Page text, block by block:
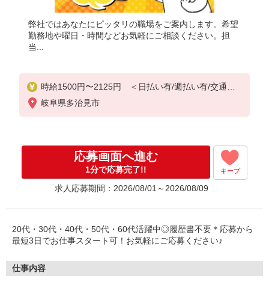
弊社ではあなたにピッタリの職場をご案内します。希望
勤務地や曜日・時間などお気軽にご相談ください。担
当...
時給1500円〜2125円 ＜日払い有/週払い有/交通費
全支給(ガソリン代含む)＞
岐阜県多治見市
応募画面へ進む
1分で応募完了!! キープ
求人応募期間：2026/08/01～2026/08/09
20代・30代・40代・50代・60代活躍中◎履歴書不要＊応募から
最短3日でお仕事スタート可！お気軽にご応募ください♪
仕事内容